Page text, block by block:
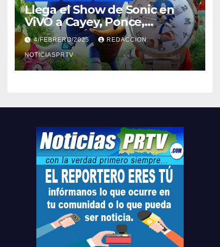
Llega el Show de Sonic en
ViVO a Cayey, Ponce,
Barceloneta y Humacao,
Relojes gratis para el que
compre ahora….
4/FEBRERO/2025 REDACCION
NOTICIASPRTV